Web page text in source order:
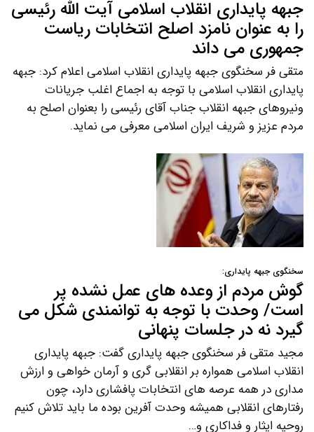
جبهه پایداری انقلاب اسلامی آیت الله رئیسی
را به عنوان نامزد اصلح انتخابات ریاست
جمهوری می داند
متقی فر سخنگوی جبهه پایداری انقلاب اسلامی اعلام کرد: جبهه
پایداری انقلاب اسلامی با توجه به اجماع اغلب جریانات
ونیروهای جبهه انقلاب جناب آقای رئیسی را بعنوان اصلح به
مردم عزیز و شریف ایران اسلامی معرفی می نماید.
سخنگوی جبهه پایداری:
گوش مردم از وعده های عمل نشده پر
است/ وحدت با توجه به توانمندی شکل می
گیرد نه در جلسات پنهانی
مجید متقی فر سخنگوی جبهه پایداری گفت: جبهه پایداری
انقلاب اسلامی همواره بر انقلابی گری و آرمان خواهی و ارزش
مداری در همه عرصه های انتخابات پافشاری دارد، چون
رفتارهای انقلابی همیشه وحدت آفرین بوده ما باید تلاش کنیم
روحیه ایثار و فداکاری و…